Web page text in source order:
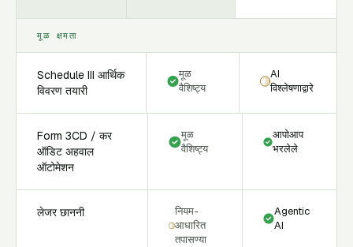
मूळ क्षमता
Schedule III आर्थिक
विवरण तयारी
मूळ
वैशिष्ट्य
AI
विश्लेषणाद्वारे
Form 3CD / कर
ऑडिट अहवाल
ऑटोमेशन
मूळ
वैशिष्ट्य
आपोआप
भरलेले
लेजर छाननी
नियम-
आधारित
तपासण्या
Agentic
AI